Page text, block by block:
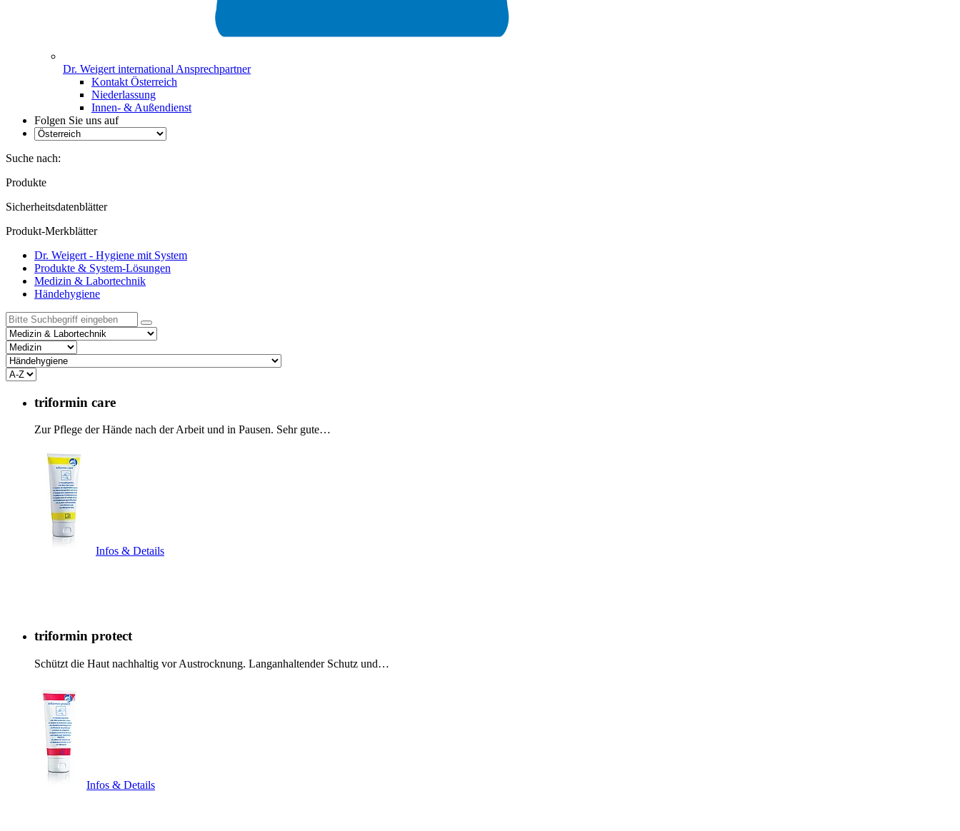
Dr. Weigert international Ansprechpartner
Kontakt Österreich
Niederlassung
Innen- & Außendienst
Folgen Sie uns auf
Suche nach:
Produkte
Sicherheitsdatenblätter
Produkt-Merkblätter
Dr. Weigert - Hygiene mit System
Produkte & System-Lösungen
Medizin & Labortechnik
Händehygiene
triformin care
Zur Pflege der Hände nach der Arbeit und in Pausen. Sehr gute…
Infos & Details
triformin protect
Schützt die Haut nachhaltig vor Austrocknung. Langanhaltender Schutz und…
Infos & Details